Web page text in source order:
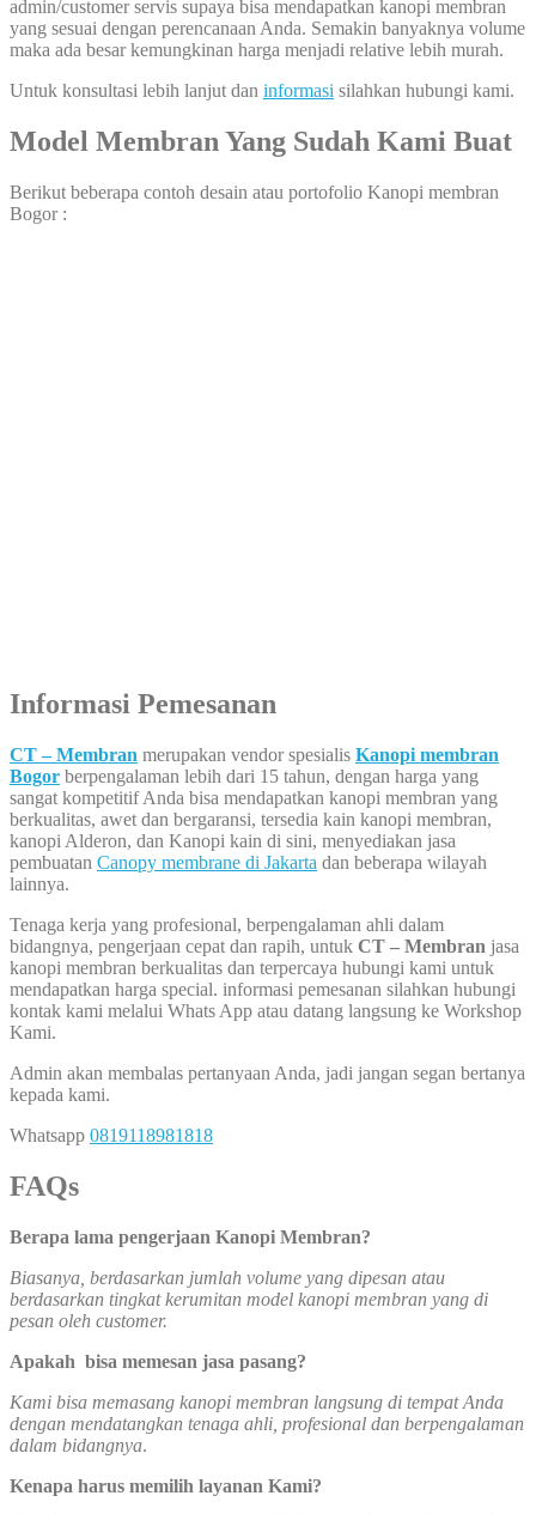
admin/customer servis supaya bisa mendapatkan kanopi membran
yang sesuai dengan perencanaan Anda. Semakin banyaknya volume
maka ada besar kemungkinan harga menjadi relative lebih murah.
Untuk konsultasi lebih lanjut dan informasi silahkan hubungi kami.
Model Membran Yang Sudah Kami Buat
Berikut beberapa contoh desain atau portofolio Kanopi membran
Bogor :
Informasi Pemesanan
CT – Membran merupakan vendor spesialis Kanopi membran
Bogor berpengalaman lebih dari 15 tahun, dengan harga yang
sangat kompetitif Anda bisa mendapatkan kanopi membran yang
berkualitas, awet dan bergaransi, tersedia kain kanopi membran,
kanopi Alderon, dan Kanopi kain di sini, menyediakan jasa
pembuatan Canopy membrane di Jakarta dan beberapa wilayah
lainnya.
Tenaga kerja yang profesional, berpengalaman ahli dalam
bidangnya, pengerjaan cepat dan rapih, untuk CT – Membran jasa
kanopi membran berkualitas dan terpercaya hubungi kami untuk
mendapatkan harga special. informasi pemesanan silahkan hubungi
kontak kami melalui Whats App atau datang langsung ke Workshop
Kami.
Admin akan membalas pertanyaan Anda, jadi jangan segan bertanya
kepada kami.
Whatsapp 0819118981818
FAQs
Berapa lama pengerjaan Kanopi Membran?
Biasanya, berdasarkan jumlah volume yang dipesan atau
berdasarkan tingkat kerumitan model kanopi membran yang di
pesan oleh customer.
Apakah bisa memesan jasa pasang?
Kami bisa memasang kanopi membran langsung di tempat Anda
dengan mendatangkan tenaga ahli, profesional dan berpengalaman
dalam bidangnya.
Kenapa harus memilih layanan Kami?